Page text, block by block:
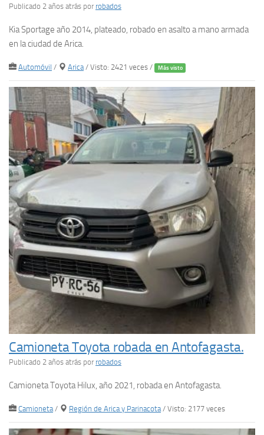
Publicado 2 años atrás por robados
Kia Sportage año 2014, plateado, robado en asalto a mano armada
en la ciudad de Arica.
Automóvil / Arica/ Visto: 2421 veces / Más visto
Camioneta Toyota robada en Antofagasta.
Publicado 2 años atrás por robados
Camioneta Toyota Hilux, año 2021, robada en Antofagasta.
Camioneta/ Región de Arica y Parinacota/ Visto: 2177 veces